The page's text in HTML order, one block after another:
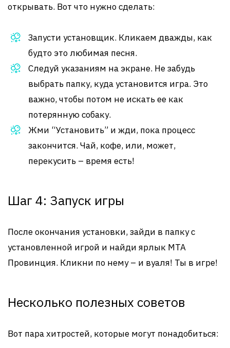
открывать. Вот что нужно сделать:
Запусти установщик. Кликаем дважды, как
будто это любимая песня.
Следуй указаниям на экране. Не забудь
выбрать папку, куда установится игра. Это
важно, чтобы потом не искать ее как
потерянную собаку.
Жми “Установить” и жди, пока процесс
закончится. Чай, кофе, или, может,
перекусить – время есть!
Шаг 4: Запуск игры
После окончания установки, зайди в папку с
установленной игрой и найди ярлык MTA
Провинция. Кликни по нему – и вуаля! Ты в игре!
Несколько полезных советов
Вот пара хитростей, которые могут понадобиться: